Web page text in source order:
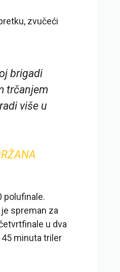
zvučeći
brigadi
trčanjem
više u
polufinale.
spreman za
u dva
minuta triler